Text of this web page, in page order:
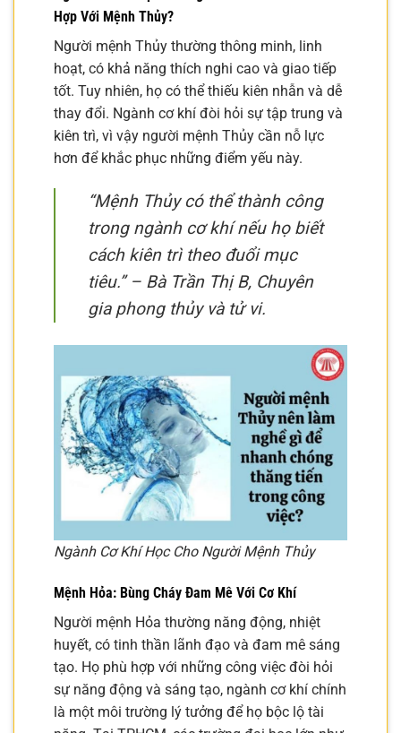
Hợp Với Mệnh Thủy?
Người mệnh Thủy thường thông minh, linh
hoạt, có khả năng thích nghi cao và giao tiếp
tốt. Tuy nhiên, họ có thể thiếu kiên nhẫn và dễ
thay đổi. Ngành cơ khí đòi hỏi sự tập trung và
kiên trì, vì vậy người mệnh Thủy cần nỗ lực
hơn để khắc phục những điểm yếu này.
“Mệnh Thủy có thể thành công
trong ngành cơ khí nếu họ biết
cách kiên trì theo đuổi mục
tiêu.”– Bà Trần Thị B, Chuyên
gia phong thủy và tử vi.
Ngành Cơ Khí Học Cho Người Mệnh Thủy
Mệnh Hỏa: Bùng Cháy Đam Mê Với Cơ Khí
Người mệnh Hỏa thường năng động, nhiệt
huyết, có tinh thần lãnh đạo và đam mê sáng
tạo. Họ phù hợp với những công việc đòi hỏi
sự năng động và sáng tạo, ngành cơ khí chính
là một môi trường lý tưởng để họ bộc lộ tài